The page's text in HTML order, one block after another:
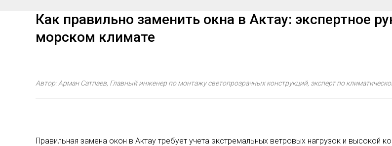
Как правильно заменить окна в Актау: экспертное
морском климате
Автор: Арман Сатпаев, Главный инженер по монтажу светопрозрачных конструкций, эксперт по
Правильная замена окон в Актау требует учета экстремальных ветровых нагрузок и высокой